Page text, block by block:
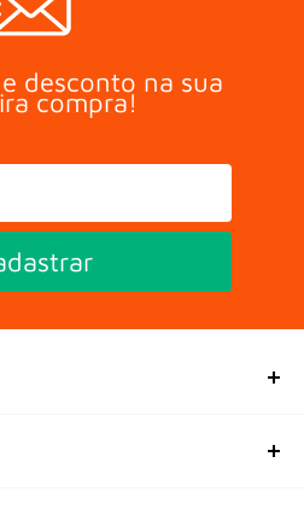
desconto na sua
compra!